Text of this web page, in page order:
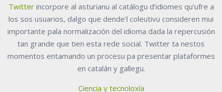
Twitterincorpore al asturianu al catálogu d’idiomes qu’ufre a
los sos usuarios, dalgo que dende’l coleutivu consideren mui
importante pala normalización del idioma dada la repercusión
tan grande que tien esta rede social. Twitter ta nestos
momentos entamando un procesu pa presentar plataformes
en catalán y gallegu.
Ciencia y tecnoloxía